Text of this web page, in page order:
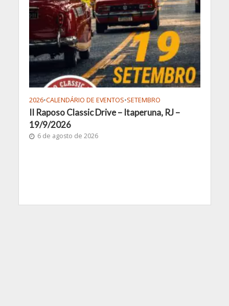
2026•CALENDÁRIO DE EVENTOS•SETEMBRO
II Raposo Classic Drive – Itaperuna, RJ –
19/9/2026
6 de agosto de 2026